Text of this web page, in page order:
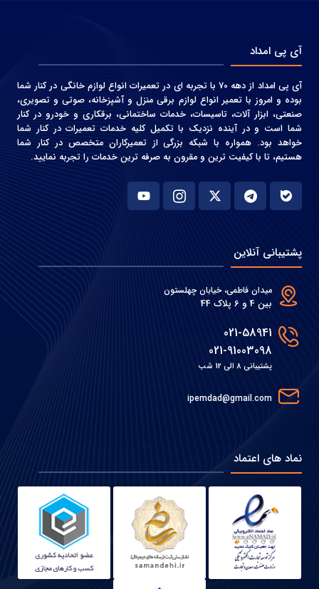
آی پی امداد
آی پی امداد از دهه 70 با تجربه ای در تعمیرات انواع لوازم خانگی در کنار شما
بوده و امروز با تعمیر انواع لوازم برقی منزل و آشپزخانه، صوتی و‌ تصویری،
صنعتی، ابزار آلات، تاسیسات، خدمات ساختمانی، برقکاری و خودرو در کنار
شما است و در آینده نزدیک با تکمیل کلیه خدمات تعمیرات در کنار شما
خواهد بود. همواره با شبکه بزرگی از تعمیرکاران متخصص در کنار شما
هستیم، تا با کیفیت ترین و مقرون به صرفه ترین خدمات را تجربه نمایید.
پشتیبانی آنلاین
میدان فاطمی، خیابان چهلستون
بین 4 و 6 پلاک 44
021-58941
021-91003098
پشتیبانی 8 الی 12 شب
ipemdad@gmail.com
نماد های اعتماد